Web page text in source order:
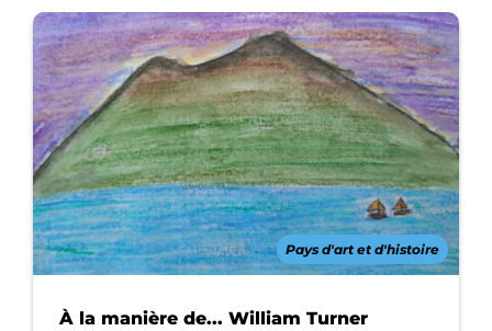
À la manière de... William Turner
Pays d'art et d'histoire